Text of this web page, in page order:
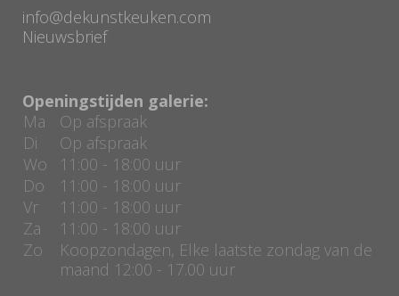
info@dekunstkeuken.com
Nieuwsbrief
Openingstijden galerie:
Ma
Op afspraak
Di
Op afspraak
Wo
11:00 - 18:00 uur
Do
11:00 - 18:00 uur
Vr
11:00 - 18:00 uur
Za
11:00 - 18:00 uur
Zo
Koopzondagen, Elke laatste zondag van de
maand 12:00 - 17.00 uur